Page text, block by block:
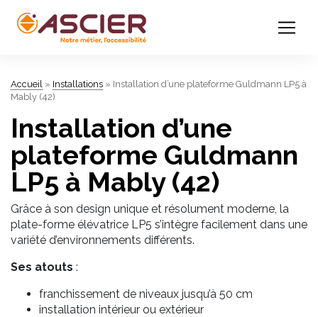
Accueil » Installations » Installation d’une plateforme Guldmann LP5 à
Mably (42)
Installation d’une
plateforme Guldmann
LP5 à Mably (42)
Grâce à son design unique et résolument moderne, la
plate-forme élévatrice LP5 s’intègre facilement dans une
variété d’environnements différents.
Ses atouts :
franchissement de niveaux jusqu’à 50 cm
installation intérieur ou extérieur